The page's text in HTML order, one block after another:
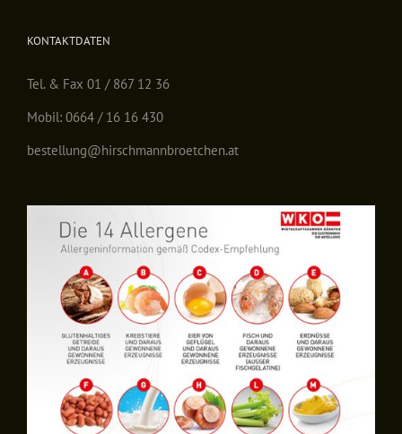
KONTAKTDATEN
Tel. & Fax 01 / 867 12 36
Mobil: 0664 / 16 16 430
bestellung@hirschmannbroetchen.at